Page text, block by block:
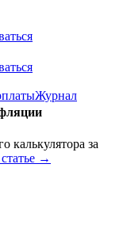
Журнал
калькулятора за
→